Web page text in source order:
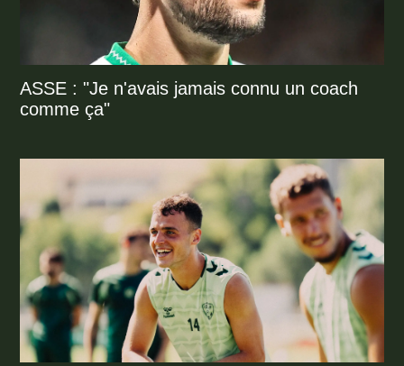
ASSE : "Je n'avais jamais connu un coach
comme ça"